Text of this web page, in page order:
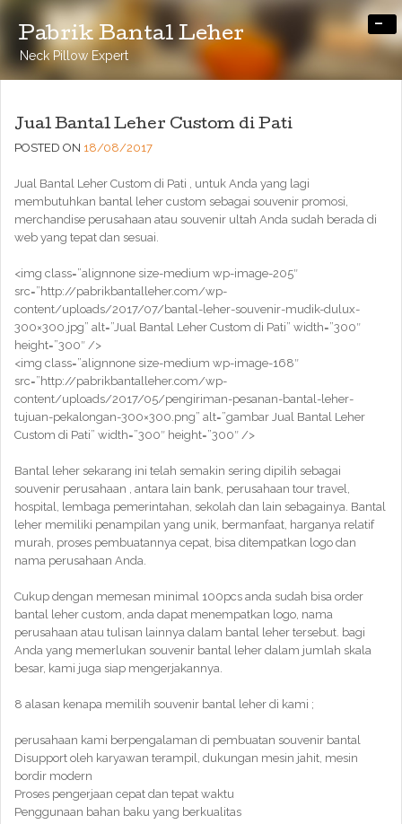
Pabrik Bantal Leher
Neck Pillow Expert
-
Jual Bantal Leher Custom di Pati
POSTED ON 18/08/2017
Jual Bantal Leher Custom di Pati , untuk Anda yang lagi
membutuhkan bantal leher custom sebagai souvenir promosi,
merchandise perusahaan atau souvenir ultah Anda sudah berada di
web yang tepat dan sesuai.
<img class=”alignnone size-medium wp-image-205″
src=”http://pabrikbantalleher.com/wp-
content/uploads/2017/07/bantal-leher-souvenir-mudik-dulux-
300×300.jpg” alt=”Jual Bantal Leher Custom di Pati” width=”300″
height=”300″ />
<img class=”alignnone size-medium wp-image-168″
src=”http://pabrikbantalleher.com/wp-
content/uploads/2017/05/pengiriman-pesanan-bantal-leher-
tujuan-pekalongan-300×300.png” alt=”gambar Jual Bantal Leher
Custom di Pati” width=”300″ height=”300″ />
Bantal leher sekarang ini telah semakin sering dipilih sebagai
souvenir perusahaan , antara lain bank, perusahaan tour travel,
hospital, lembaga pemerintahan, sekolah dan lain sebagainya. Bantal
leher memiliki penampilan yang unik, bermanfaat, harganya relatif
murah, proses pembuatannya cepat, bisa ditempatkan logo dan
nama perusahaan Anda.
Cukup dengan memesan minimal 100pcs anda sudah bisa order
bantal leher custom, anda dapat menempatkan logo, nama
perusahaan atau tulisan lainnya dalam bantal leher tersebut. bagi
Anda yang memerlukan souvenir bantal leher dalam jumlah skala
besar, kami juga siap mengerjakannya.
8 alasan kenapa memilih souvenir bantal leher di kami ;
perusahaan kami berpengalaman di pembuatan souvenir bantal
Disupport oleh karyawan terampil, dukungan mesin jahit, mesin
bordir modern
Proses pengerjaan cepat dan tepat waktu
Penggunaan bahan baku yang berkualitas